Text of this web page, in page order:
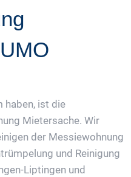
haben, ist die
Mietersache. Wir
der Messiewohnung
und Reinigung
Liptingen und